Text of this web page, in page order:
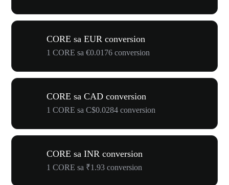
CORE sa EUR conversion
1 CORE sa €0.0176 conversion
CORE sa CAD conversion
1 CORE sa C$0.0284 conversion
CORE sa INR conversion
1 CORE sa ₹1.93 conversion